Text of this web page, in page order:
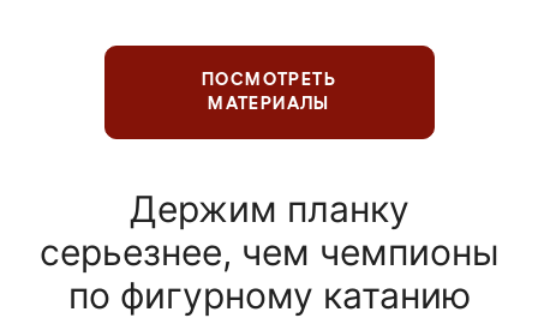
ПОСМОТРЕТЬ
МАТЕРИАЛЫ
Держим планку
серьезнее, чем чемпионы
по фигурному катанию